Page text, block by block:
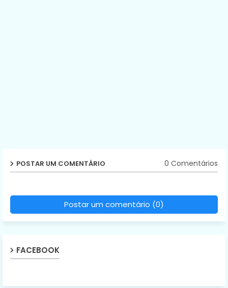
POSTAR UM COMENTÁRIO 0 Comentários
Postar um comentário (0)
FACEBOOK